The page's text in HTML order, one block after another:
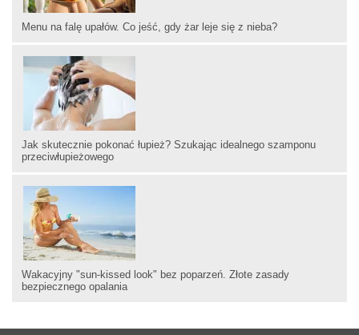
Menu na falę upałów. Co jeść, gdy żar leje się z nieba?
Jak skutecznie pokonać łupież? Szukając idealnego szamponu
przeciwłupieżowego
Wakacyjny "sun-kissed look" bez poparzeń. Złote zasady
bezpiecznego opalania